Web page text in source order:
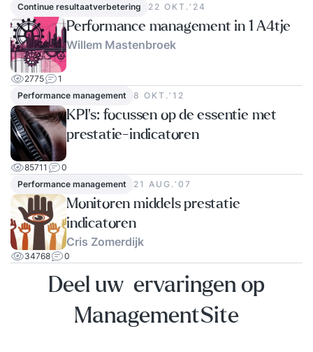
Continue resultaatverbetering
22 OKT.‘24
Performance management in 1 A4tje
Willem Mastenbroek
2775
1
Performance management
8 OKT.‘12
KPI's: focussen op de essentie met
prestatie-indicatoren
85711
0
Performance management
21 AUG.‘07
Monitoren middels prestatie
indicatoren
Cris Zomerdijk
34768 0
Deel uw ervaringen op
ManagementSite